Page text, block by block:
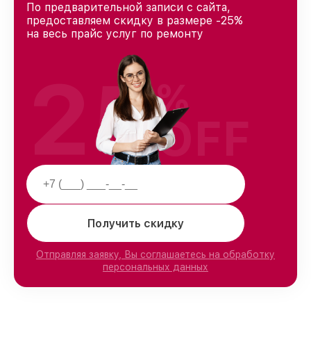
По предварительной записи с сайта,
предоставляем скидку в размере -25%
на весь прайс услуг по ремонту
Получить скидку
Отправляя заявку, Вы соглашаетесь на обработку
персональных данных
25%
OFF